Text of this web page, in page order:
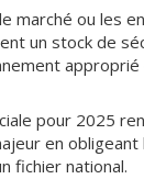
marché ou les
un stock de
pour 2025
en obligeant
fichier national.